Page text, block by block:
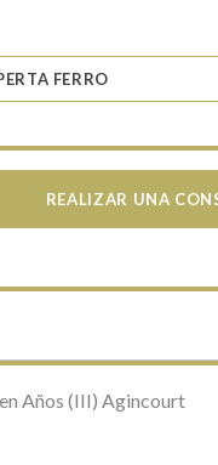
FERRO
REALIZAR UNA
Años (III) Agincourt